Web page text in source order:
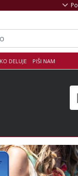
DELUJE PIŠI NAM